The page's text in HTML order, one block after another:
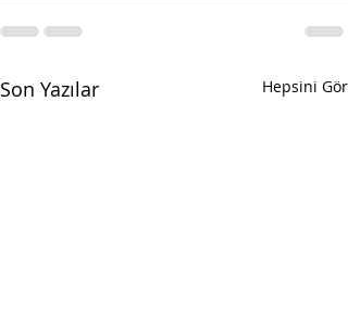
Son Yazılar Hepsini Gör